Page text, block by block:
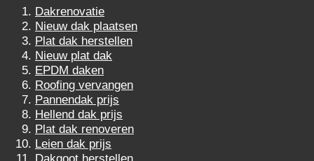
Dakrenovatie
Nieuw dak plaatsen
Plat dak herstellen
Nieuw plat dak
EPDM daken
Roofing vervangen
Pannendak prijs
Hellend dak prijs
Plat dak renoveren
Leien dak prijs
Dakgoot herstellen